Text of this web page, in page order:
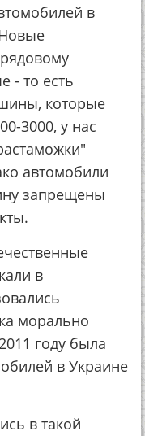
в
- то есть
которые
3000, у нас
автомобили
запрещены
в
морально
году была
в Украине
в такой